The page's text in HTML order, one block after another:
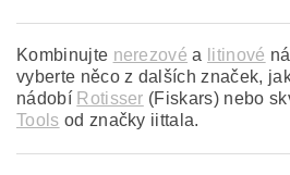
Kombinujte nerezové a litinové
vyberte něco z dalších značek,
nádobí Rotisser (Fiskars) nebo
Tools od značky iittala.